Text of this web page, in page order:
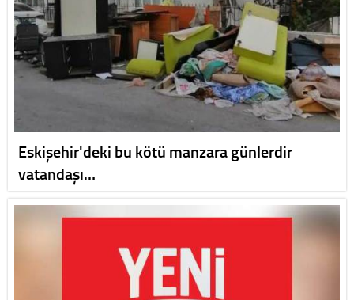
Eskişehir'deki bu kötü manzara günlerdir
vatandaşı…